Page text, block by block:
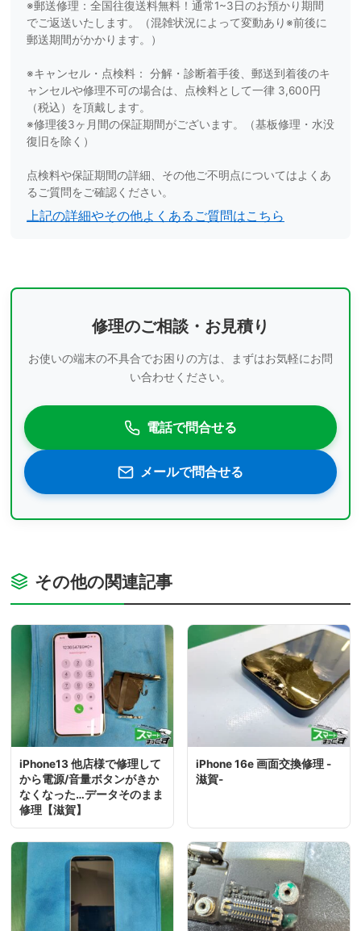
※郵送修理：全国往復送料無料！通常1~3日のお預かり期間
でご返送いたします。（混雑状況によって変動あり※前後に
郵送期間がかかります。）
※キャンセル・点検料： 分解・診断着手後、郵送到着後のキ
ャンセルや修理不可の場合は、点検料として一律 3,600円
（税込）を頂戴します。
※修理後3ヶ月間の保証期間がございます。（基板修理・水没
復旧を除く）
点検料や保証期間の詳細、その他ご不明点についてはよくあ
るご質問をご確認ください。
上記の詳細やその他よくあるご質問はこちら
修理のご相談・お見積り
お使いの端末の不具合でお困りの方は、まずはお気軽にお問
い合わせください。
電話で問合せる
メールで問合せる
その他の関連記事
iPhone13 他店様で修理して
から電源/音量ボタンがきか
なくなった…データそのまま
修理【滋賀】
iPhone 16e 画面交換修理 -
滋賀-